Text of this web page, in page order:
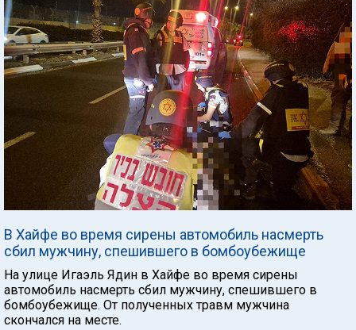
В Хайфе во время сирены автомобиль насмерть
сбил мужчину, спешившего в бомбоубежище
На улице Игаэль Ядин в Хайфе во время сирены
автомобиль насмерть сбил мужчину, спешившего в
бомбоубежище. От полученных травм мужчина
скончался на месте.